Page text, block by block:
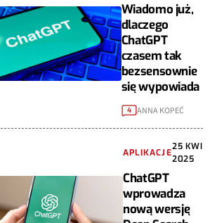
Wiadomo już,
dlaczego
ChatGPT
czasem tak
bezsensownie
się wypowiada
4 ANNA KOPEĆ
APLIKACJE
25 KWI
2025
ChatGPT
wprowadza
nową wersję